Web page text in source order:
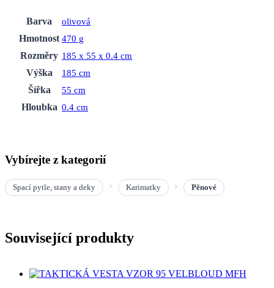
Barva
olivová
Hmotnost 470 g
Rozměry 185 x 55 x 0.4 cm
Výška
185 cm
Šířka
55 cm
Hloubka 0.4 cm
Vybírejte z kategorií
Spací pytle, stany a deky Karimatky Pěnové
Související produkty